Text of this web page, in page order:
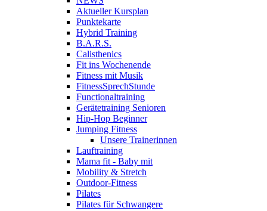
Aktueller Kursplan
Punktekarte
Hybrid Training
B.A.R.S.
Calisthenics
Fit ins Wochenende
Fitness mit Musik
FitnessSprechStunde
Functionaltraining
Gerätetraining Senioren
Hip-Hop Beginner
Jumping Fitness
Unsere Trainerinnen
Lauftraining
Mama fit - Baby mit
Mobility & Stretch
Outdoor-Fitness
Pilates
Pilates für Schwangere